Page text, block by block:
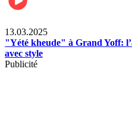
13.03.2025
"Yété kheude" à Grand Yoff:
avec style
Publicité